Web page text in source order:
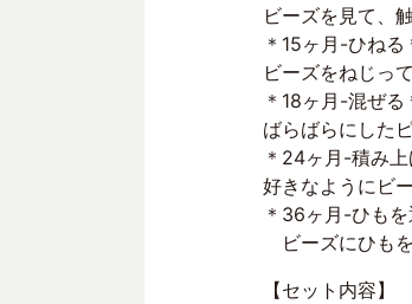
ビーズを見て、
＊15ヶ月-ひねる
ビーズをねじっ
＊18ヶ月-混ぜる
ばらばらにした
＊24ヶ月-積み上
好きなようにビ
＊36ヶ月-ひもを
ビーズにひも
【セット内容】